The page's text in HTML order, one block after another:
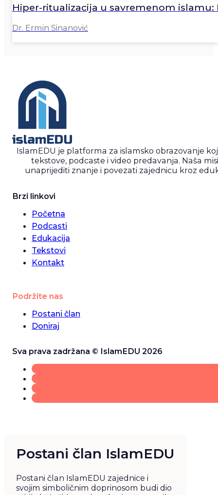
Hiper-ritualizacija u savremenom
Dr. Ermin Sinanović
IslamEDU je platforma za islamsko obrazovanje
tekstove, podcaste i video predavanja. Naša
unaprijediti znanje i povezati zajednicu kroz
Brzi linkovi
Početna
Podcasti
Edukacija
Tekstovi
Kontakt
Podržite nas
Postani član
Doniraj
Sva prava zadržana © IslamEDU 2026
Postani član IslamEDU
Postani član IslamEDU zajednice i
svojim simboličnim doprinosom budi dio